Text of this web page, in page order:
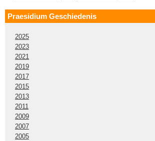
Praesidium Geschiedenis
2025
2023
2021
2019
2017
2015
2013
2011
2009
2007
2005